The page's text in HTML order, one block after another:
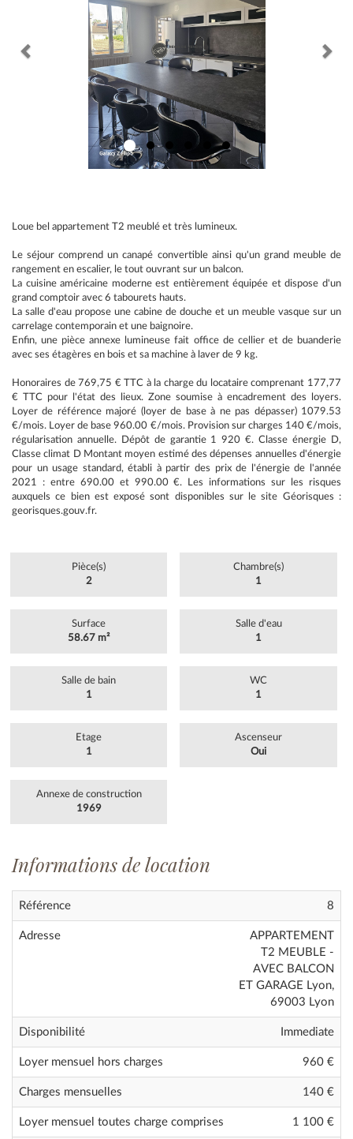
Loue bel appartement T2 meublé et très lumineux.
Le séjour comprend un canapé convertible ainsi qu'un grand meuble de
rangement en escalier, le tout ouvrant sur un balcon.
La cuisine américaine moderne est entièrement équipée et dispose d'un
grand comptoir avec 6 tabourets hauts.
La salle d'eau propose une cabine de douche et un meuble vasque sur un
carrelage contemporain et une baignoire.
Enfin, une pièce annexe lumineuse fait office de cellier et de buanderie
avec ses étagères en bois et sa machine à laver de 9 kg.
Honoraires de 769,75 € TTC à la charge du locataire comprenant 177,77
€ TTC pour l'état des lieux. Zone soumise à encadrement des loyers.
Loyer de référence majoré (loyer de base à ne pas dépasser) 1079.53
€/mois. Loyer de base 960.00 €/mois. Provision sur charges 140 €/mois,
régularisation annuelle. Dépôt de garantie 1 920 €. Classe énergie D,
Classe climat D Montant moyen estimé des dépenses annuelles d'énergie
pour un usage standard, établi à partir des prix de l'énergie de l'année
2021 : entre 690.00 et 990.00 €. Les informations sur les risques
auxquels ce bien est exposé sont disponibles sur le site Géorisques :
georisques.gouv.fr.
Pièce(s)
2
Chambre(s)
1
Surface
58.67 m²
Salle d'eau
1
Salle de bain
1
WC
1
Etage
1
Ascenseur
Oui
Annexe de construction
1969
Informations de location
Référence 8
Adresse
APPARTEMENT
T2 MEUBLE -
AVEC BALCON
ET GARAGE Lyon,
69003 Lyon
Disponibilité Immediate
Loyer mensuel hors charges 960 €
Charges mensuelles 140 €
Loyer mensuel toutes charge comprises 1 100 €